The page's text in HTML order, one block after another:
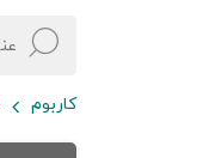
کاربوم